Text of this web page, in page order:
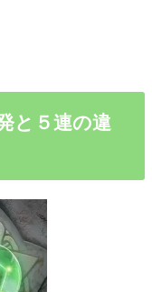
と５連の違